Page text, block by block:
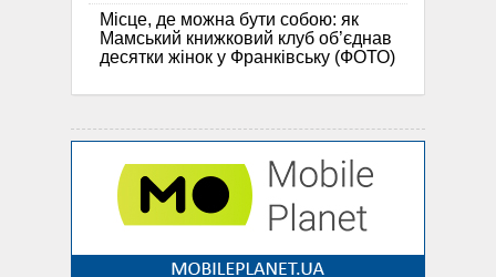
Місце, де можна бути собою: як
Мамський книжковий клуб об’єднав
десятки жінок у Франківську (ФОТО)